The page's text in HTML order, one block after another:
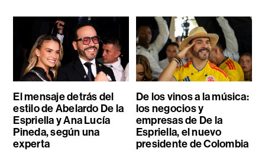
El mensaje detrás del
estilo de Abelardo De la
Espriella y Ana Lucía
Pineda, según una
experta
De los vinos a la música:
los negocios y
empresas de De la
Espriella, el nuevo
presidente de Colombia